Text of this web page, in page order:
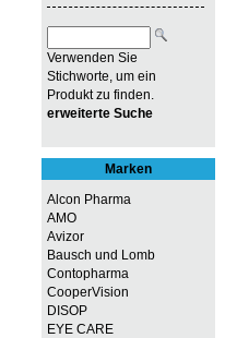
Verwenden Sie
Stichworte, um ein
Produkt zu finden.
erweiterte Suche
Marken
Alcon Pharma
AMO
Avizor
Bausch und Lomb
Contopharma
CooperVision
DISOP
EYE CARE